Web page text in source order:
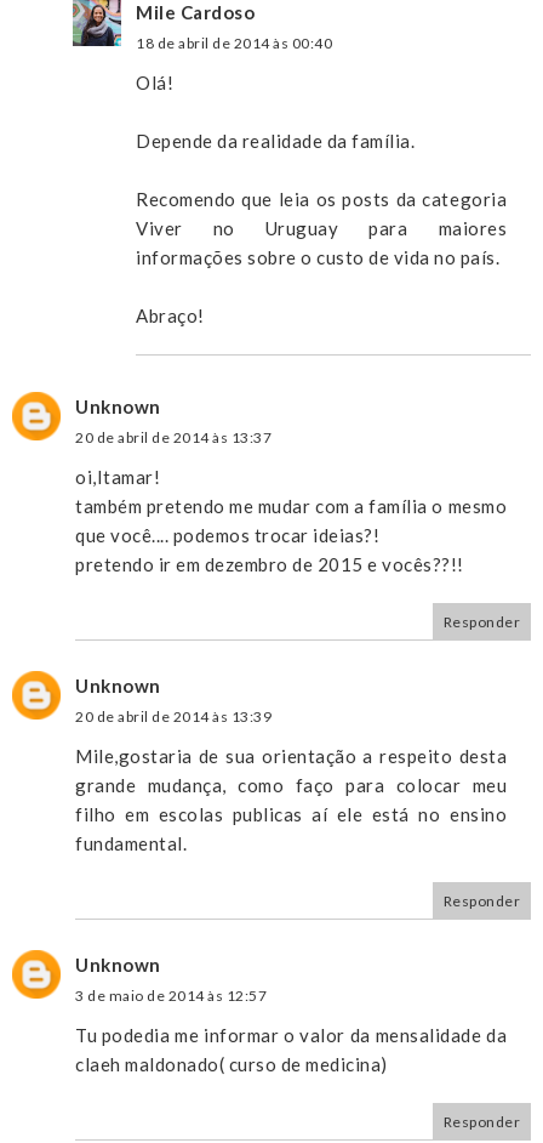
Mile Cardoso
18 de abril de 2014 às 00:40
Olá!
Depende da realidade da família.
Recomendo que leia os posts da categoria
Viver no Uruguay para maiores
informações sobre o custo de vida no país.
Abraço!
Unknown
20 de abril de 2014 às 13:37
oi,Itamar!
também pretendo me mudar com a família o mesmo
que você.... podemos trocar ideias?!
pretendo ir em dezembro de 2015 e vocês??!!
Responder
Unknown
20 de abril de 2014 às 13:39
Mile,gostaria de sua orientação a respeito desta
grande mudança, como faço para colocar meu
filho em escolas publicas aí ele está no ensino
fundamental.
Responder
Unknown
3 de maio de 2014 às 12:57
Tu podedia me informar o valor da mensalidade da
claeh maldonado( curso de medicina)
Responder